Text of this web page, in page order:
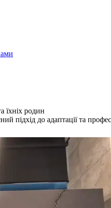
їхніх родин
підхід до адаптації та